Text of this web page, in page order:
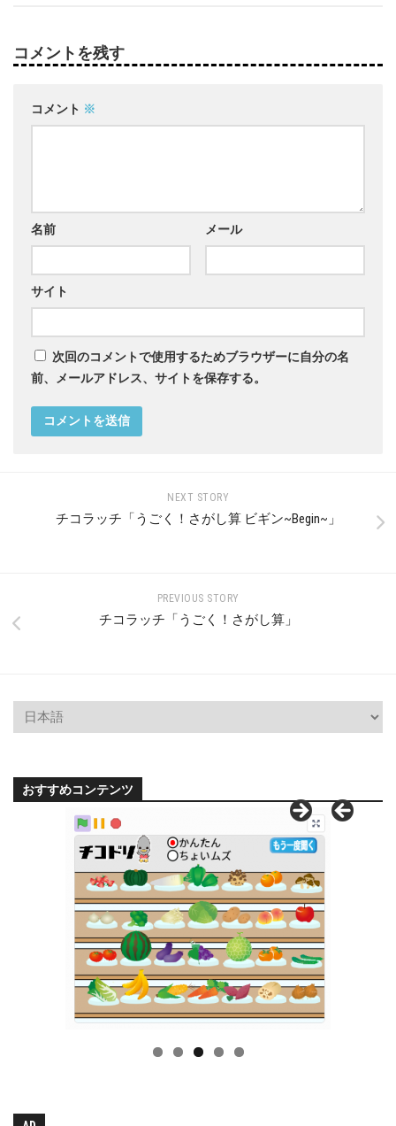
コメントを残す
コメント ※
名前 メール
サイト
次回のコメントで使用するためブラウザーに自分の名
前、メールアドレス、サイトを保存する。
NEXT STORY
チコラッチ「うごく！さがし算 ビギン~Begin~」
PREVIOUS STORY
チコラッチ「うごく！さがし算」
おすすめコンテンツ